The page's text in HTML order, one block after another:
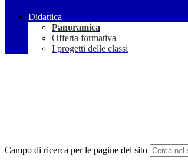
Didattica
Panoramica
Offerta formativa
I progetti delle classi
Campo di ricerca per le pagine del sito